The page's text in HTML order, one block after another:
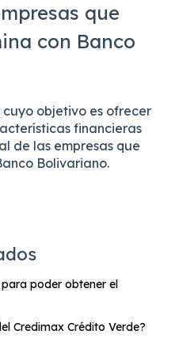
que
con Banco
cuyo objetivo es ofrecer
financieras
de las empresas que
Bolivariano.
poder obtener el
Credimax Crédito Verde?